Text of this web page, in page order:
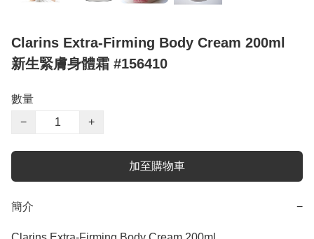
Clarins Extra-Firming Body Cream 200ml
新生緊膚身體霜 #156410
數量
−
+
加至購物車
簡介 −